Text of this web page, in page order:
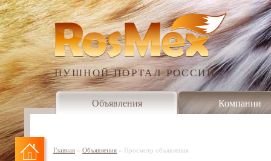
ПУШНОЙ ПОРТАЛ РОССИИ
Объявления Компании
Главная » Объявления » Просмотр объявления